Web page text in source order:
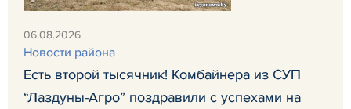
06.08.2026
Новости района
Есть второй тысячник! Комбайнера из СУП
“Лаздуны-Агро” поздравили с успехами на